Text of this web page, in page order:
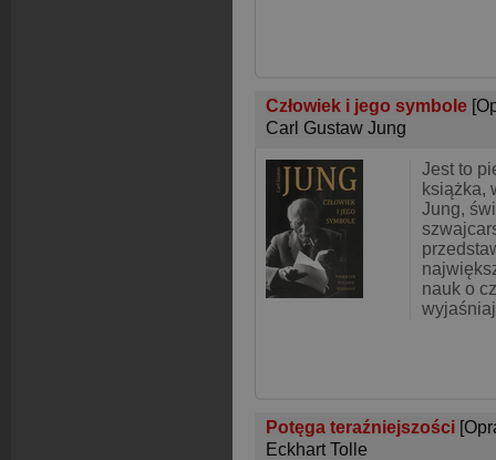
Człowiek i jego symbole
Carl Gustaw Jung
Jest to
książka,
Jung,
nauk o
Potęga teraźniejszości
Eckhart Tolle